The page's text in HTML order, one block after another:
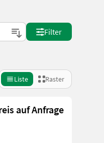
Filter
Liste Raster
auf Anfrage